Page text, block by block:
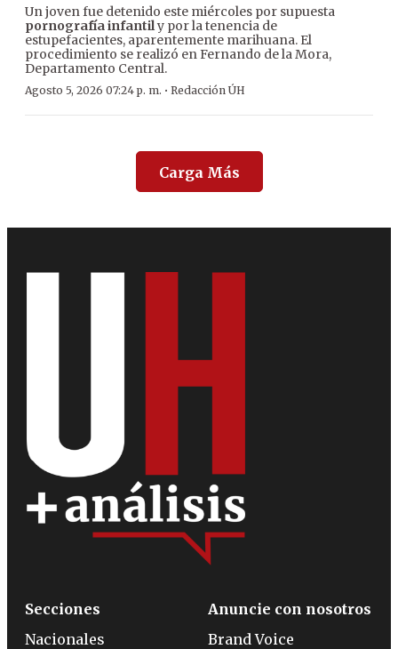
Un joven fue detenido este miércoles por supuesta
pornografía infantily por la tenencia de
estupefacientes, aparentemente marihuana. El
procedimiento se realizó en Fernando de la Mora,
Departamento Central.
Agosto 5, 2026 07:24 p. m. · Redacción ÚH
Carga Más
Secciones
Nacionales
Anuncie con nosotros
Brand Voice